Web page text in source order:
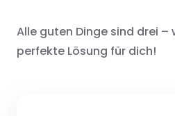
Alle guten Dinge sind drei –
perfekte Lösung für dich!